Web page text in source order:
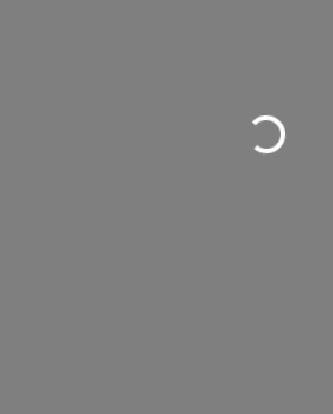
Loading...